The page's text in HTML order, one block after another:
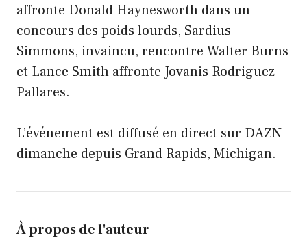
affronte Donald Haynesworth dans un
concours des poids lourds, Sardius
Simmons, invaincu, rencontre Walter Burns
et Lance Smith affronte Jovanis Rodriguez
Pallares.
L’événement est diffusé en direct sur DAZN
dimanche depuis Grand Rapids, Michigan.
À propos de l'auteur